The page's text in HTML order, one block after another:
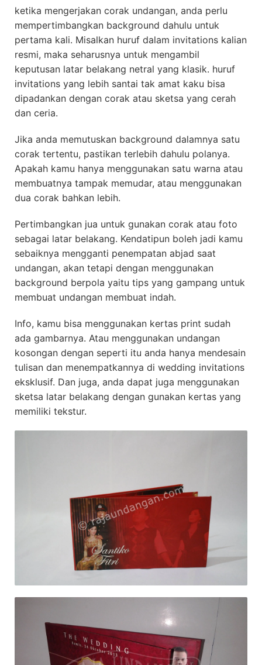
ketika mengerjakan corak undangan, anda perlu
mempertimbangkan background dahulu untuk
pertama kali. Misalkan huruf dalam invitations kalian
resmi, maka seharusnya untuk mengambil
keputusan latar belakang netral yang klasik. huruf
invitations yang lebih santai tak amat kaku bisa
dipadankan dengan corak atau sketsa yang cerah
dan ceria.
Jika anda memutuskan background dalamnya satu
corak tertentu, pastikan terlebih dahulu polanya.
Apakah kamu hanya menggunakan satu warna atau
membuatnya tampak memudar, atau menggunakan
dua corak bahkan lebih.
Pertimbangkan jua untuk gunakan corak atau foto
sebagai latar belakang. Kendatipun boleh jadi kamu
sebaiknya mengganti penempatan abjad saat
undangan, akan tetapi dengan menggunakan
background berpola yaitu tips yang gampang untuk
membuat undangan membuat indah.
Info, kamu bisa menggunakan kertas print sudah
ada gambarnya. Atau menggunakan undangan
kosongan dengan seperti itu anda hanya mendesain
tulisan dan menempatkannya di wedding invitations
eksklusif. Dan juga, anda dapat juga menggunakan
sketsa latar belakang dengan gunakan kertas yang
memiliki tekstur.